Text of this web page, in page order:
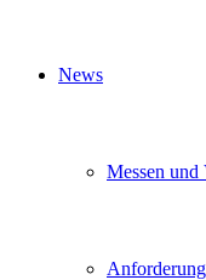
News
Messen und